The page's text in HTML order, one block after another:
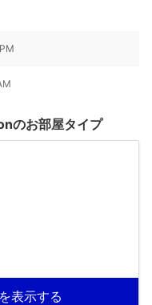
のお部屋タイプ
表示する